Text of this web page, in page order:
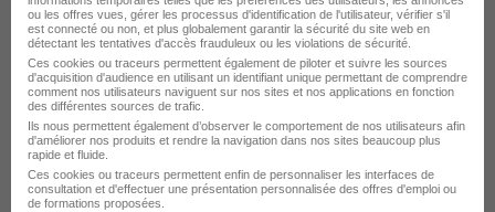
Cavaillon - 84 Intérim
12,31 € / heure
Travail de jour
+ 1
Voir l’offre
il y a 1 jour
ou les offres vues, gérer les processus d'identification de l'utilisateur, vérifier s'il
est connecté ou non, et plus globalement garantir la sécurité du site web en
détectant les tentatives d'accès frauduleux ou les violations de sécurité.
Ces cookies ou traceurs permettent également de piloter et suivre les sources
d'acquisition d'audience en utilisant un identifiant unique permettant de comprendre
comment nos utilisateurs naviguent sur nos sites et nos applications en fonction
des différentes sources de trafic.
Ils nous permettent également d’observer le comportement de nos utilisateurs afin
d'améliorer nos produits et rendre la navigation dans nos sites beaucoup plus
rapide et fluide.
Ces cookies ou traceurs permettent enfin de personnaliser les interfaces de
consultation et d'effectuer une présentation personnalisée des offres d'emploi ou
de formations proposées.